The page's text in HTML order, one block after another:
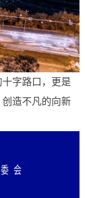
字路口，更是
造不凡的向新